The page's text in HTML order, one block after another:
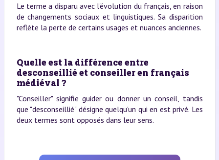
Le terme a disparu avec l'évolution du français, en raison
de changements sociaux et linguistiques. Sa disparition
reflète la perte de certains usages et nuances anciennes.
Quelle est la différence entre
desconseillié et conseiller en français
médiéval ?
"Conseiller" signifie guider ou donner un conseil, tandis
que "desconseillié" désigne quelqu'un qui en est privé. Les
deux termes sont opposés dans leur sens.